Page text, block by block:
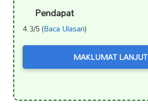
Pendapat
4.3/5 (Baca Ulasan)
MAKLUMAT LANJUT